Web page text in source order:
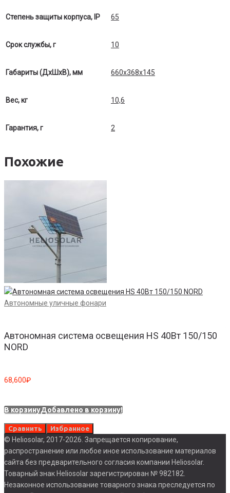
Степень защиты корпуса, IP 65
Срок службы, г 10
Габариты (ДхШхВ), мм 660х368х145
Вес, кг 10,6
Гарантия, г 2
Похожие
Автономные уличные фонари
Автономная система освещения HS 40Вт 150/150
NORD
68,600₽
В корзинуДобавлено в корзину!
Сравнить Избранное
© Heliosolar, 2017-2026. Запрещается копирование,
распространение или любое иное использование материалов
сайта без предварительного согласия компании Heliosolar.
Товарный знак Heliosolar зарегистрирован № 982182.
Незаконное использование товарного знака преследуется по